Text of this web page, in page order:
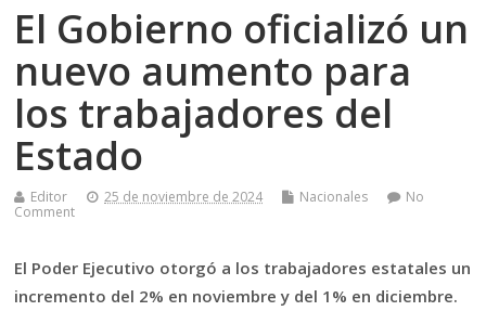
El Gobierno oficializó un
nuevo aumento para
los trabajadores del
Estado
Editor 25 de noviembre de 2024 Nacionales
No
Comment
El Poder Ejecutivo otorgó a los trabajadores estatales un
incremento del 2% en noviembre y del 1% en diciembre.